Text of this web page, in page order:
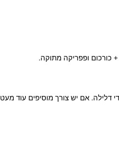
דלילה. אם יש צורך מוסיפים עוד